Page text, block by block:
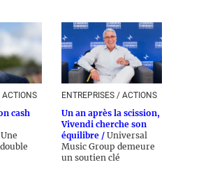
ACTIONS
cash
Une
ENTREPRISES / ACTIONS
Un an après la scission,
Vivendi cherche son
équilibre / Universal
Music Group demeure
un soutien clé